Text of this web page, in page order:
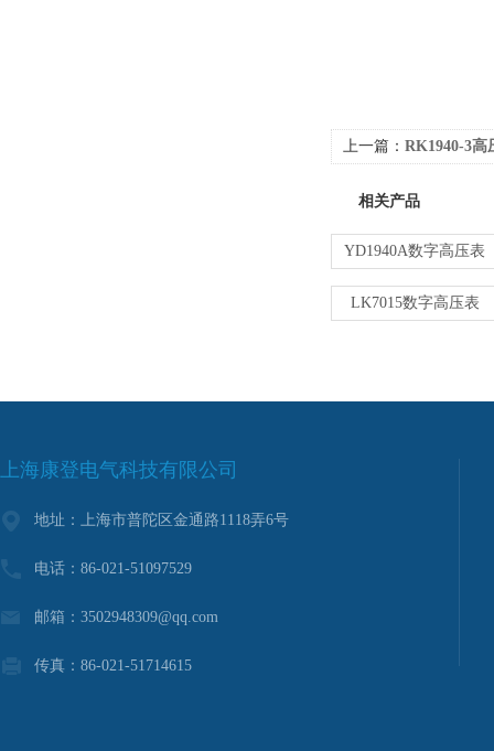
上一篇： RK1940-3高
相关产品
YD1940A数字高压表
LK7015数字高压表
上海康登电气科技有限公司
地址：上海市普陀区金通路1118弄6号
电话：86-021-51097529
邮箱：3502948309@qq.com
传真：86-021-51714615